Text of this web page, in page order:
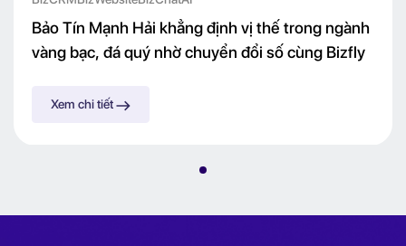
Bảo Tín Mạnh Hải khẳng định vị thế trong ngành
vàng bạc, đá quý nhờ chuyển đổi số cùng Bizfly
Xem chi tiết